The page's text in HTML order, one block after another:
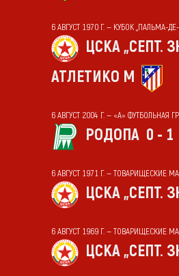
6 АВГУСТ 1970 Г. — КУБОК „ПАЛЬМА-
ЦСКА „СЕПТ.
АТЛЕТИКО М
6 АВГУСТ 2004 Г. — «А» ФУТБОЛЬНАЯ
РОДОПА 0 - 1
6 АВГУСТ 1971 Г. — ТОВАРИЩЕСКИЕ
ЦСКА „СЕПТ.
6 АВГУСТ 1969 Г. — ТОВАРИЩЕСКИЕ
ЦСКА „СЕПТ.